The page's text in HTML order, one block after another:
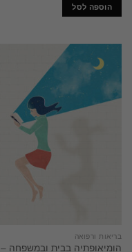
הוספה לסל
בריאות ורפואה
הומיאופתיה בבית ובמשפחה –